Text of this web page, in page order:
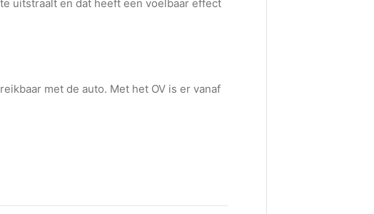
uitstraalt en dat heeft een voelbaar effect
met de auto. Met het OV is er vanaf